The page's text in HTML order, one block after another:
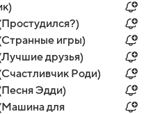
игры)
друзья)
Роди)
Эдди)
для